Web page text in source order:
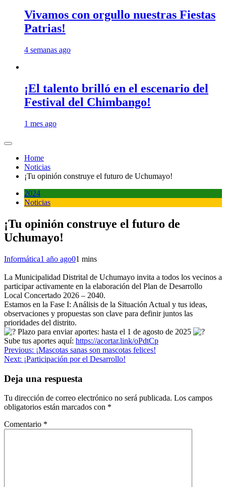
Vivamos con orgullo nuestras Fiestas
Patrias!
4 semanas ago
¡El talento brilló en el escenario del
Festival del Chimbango!
1 mes ago
Home
Noticias
¡Tu opinión construye el futuro de Uchumayo!
2024
Noticias
¡Tu opinión construye el futuro de
Uchumayo!
Informática1 año ago01 mins
La Municipalidad Distrital de Uchumayo invita a todos los vecinos a
participar activamente en la elaboración del Plan de Desarrollo
Local Concertado 2026 – 2040.
Estamos en la Fase I: Análisis de la Situación Actual y tus ideas,
observaciones y propuestas son clave para definir juntos las
prioridades del distrito.
Plazo para enviar aportes: hasta el 1 de agosto de 2025
Sube tus aportes aquí: https://acortar.link/oPdtCp
Navegación
de
entradas
Previous: ¡Mascotas sanas son mascotas felices!
Next: ¡Participación por el Desarrollo!
Deja una respuesta
Tu dirección de correo electrónico no será publicada. Los campos
obligatorios están marcados con *
Comentario *